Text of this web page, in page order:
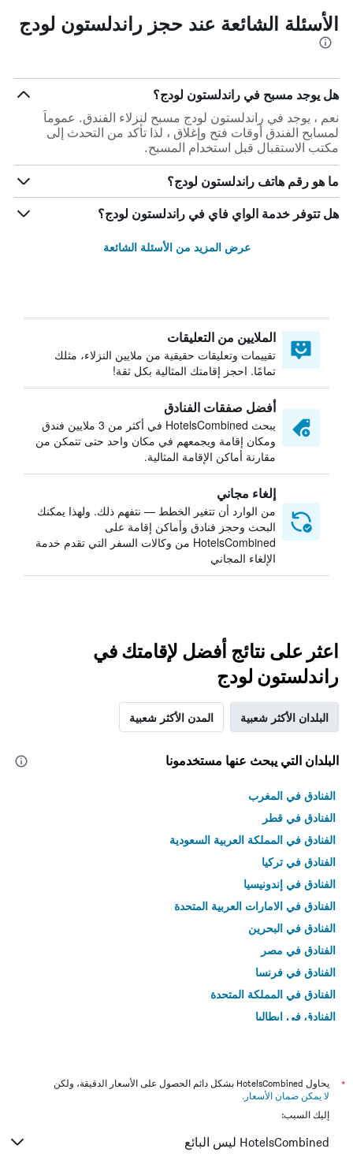
الأسئلة الشائعة عند حجز راندلستون لودج
هل يوجد مسبح في راندلستون لودج؟
نعم ، يوجد في راندلستون لودج مسبح لنزلاء الفندق. عموماً
لمسابح الفندق أوقات فتح وإغلاق ، لذا تأكد من التحدث إلى
مكتب الاستقبال قبل استخدام المسبح.
ما هو رقم هاتف راندلستون لودج؟
هل تتوفر خدمة الواي فاي في راندلستون لودج؟
عرض المزيد من الأسئلة الشائعة
الملايين من التعليقات
تقييمات وتعليقات حقيقية من ملايين النزلاء، مثلك
تمامًا. احجز إقامتك المثالية بكل ثقة!
أفضل صفقات الفنادق
يبحث HotelsCombined في أكثر من 3 ملايين فندق
ومكان إقامة ويجمعهم في مكان واحد حتى تتمكن من
مقارنة أماكن الإقامة المثالية.
إلغاء مجاني
من الوارد أن تتغير الخطط — نتفهم ذلك. ولهذا يمكنك
البحث وحجز فنادق وأماكن إقامة على
HotelsCombined من وكالات السفر التي تقدم خدمة
الإلغاء المجاني
اعثر على نتائج أفضل لإقامتك في
راندلستون لودج
البلدان الأكثر شعبية المدن الأكثر شعبية
البلدان التي يبحث عنها مستخدمونا
الفنادق في المغرب
الفنادق في قطر
الفنادق في المملكة العربية السعودية
الفنادق في تركيا
الفنادق في إندونيسيا
الفنادق في الامارات العربية المتحدة
الفنادق في البحرين
الفنادق في مصر
الفنادق في فرنسا
الفنادق في المملكة المتحدة
الفنادق في إيطاليا
*
يحاول HotelsCombined بشكل دائم الحصول على الأسعار الدقيقة، ولكن
لا يمكن ضمان الأسعار .
إليك السبب:
HotelsCombined ليس البائع